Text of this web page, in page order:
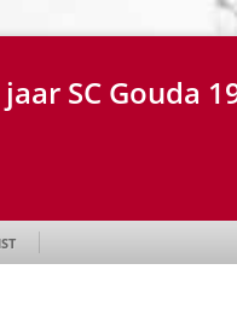
SC Gouda